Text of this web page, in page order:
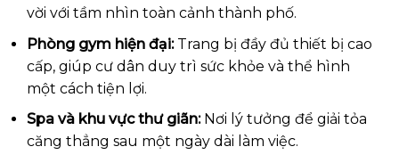
vời với tầm nhìn toàn cảnh thành phố.
Phòng gym hiện đại:Trang bị đầy đủ thiết bị cao
cấp, giúp cư dân duy trì sức khỏe và thể hình
một cách tiện lợi.
Spa và khu vực thư giãn:Nơi lý tưởng để giải tỏa
căng thẳng sau một ngày dài làm việc.